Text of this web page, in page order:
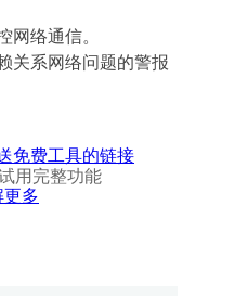
网络通信。
关系网络问题的警报
免费工具的链接
用完整功能
更多